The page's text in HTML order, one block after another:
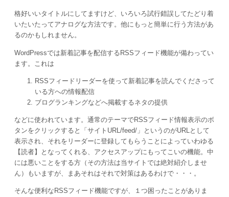
格好いいタイトルにしてますけど、いろいろ試行錯誤してたどり着
いたいたってアナログな方法です。他にもっと簡単に行う方法があ
るのかもしれません。
WordPressでは新着記事を配信するRSSフィード機能が備わってい
ます。これは
RSSフィードリーダーを使って新着記事を読んでくださって
いる方への情報配信
ブログランキングなどへ掲載するネタの提供
などに使われています。通常のテーマでRSSフィード情報表示のボ
タンをクリックすると「サイトURL/feed/」というのがURLとして
表示され、それをリーダーに登録してもらうことによっていわゆる
【読者】となってくれる、アクセスアップにもってこいの機能。中
には悪いことをする方（その方法は当サイトでは絶対紹介しませ
ん）もいますが、まあそれはそれで対策はあるわけで・・・。
そんな便利なRSSフィード機能ですが、１つ困ったことがありま